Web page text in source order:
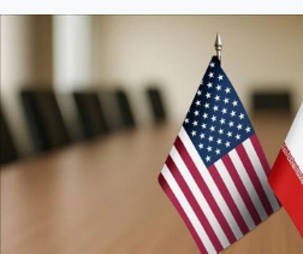
Erişim Bilgileri
Sağlık